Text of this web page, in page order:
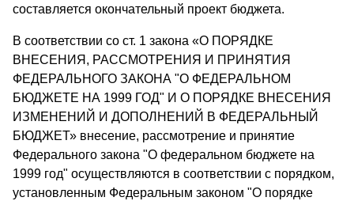
составляется окончательный проект бюджета.
В соответствии со ст. 1 закона «О ПОРЯДКЕ
ВНЕСЕНИЯ, РАССМОТРЕНИЯ И ПРИНЯТИЯ
ФЕДЕРАЛЬНОГО ЗАКОНА "О ФЕДЕРАЛЬНОМ
БЮДЖЕТЕ НА 1999 ГОД" И О ПОРЯДКЕ ВНЕСЕНИЯ
ИЗМЕНЕНИЙ И ДОПОЛНЕНИЙ В ФЕДЕРАЛЬНЫЙ
БЮДЖЕТ» внесение, рассмотрение и принятие
Федерального закона "О федеральном бюджете на
1999 год" осуществляются в соответствии с порядком,
установленным Федеральным законом "О порядке